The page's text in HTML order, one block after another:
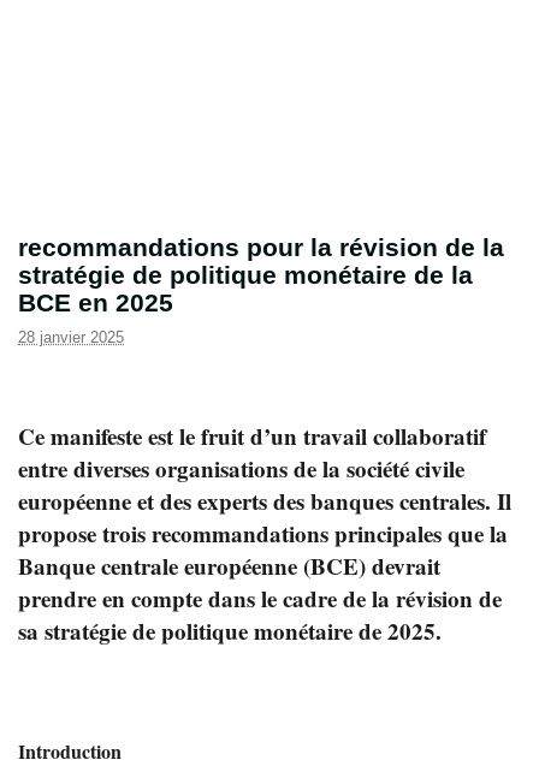
recommandations pour la révision de la
stratégie de politique monétaire de la
BCE en 2025
28 janvier 2025
Ce manifeste est le fruit d’un travail collaboratif
entre diverses organisations de la société civile
européenne et des experts des banques centrales. Il
propose trois recommandations principales que la
Banque centrale européenne (BCE) devrait
prendre en compte dans le cadre de la révision de
sa stratégie de politique monétaire de 2025.
Introduction